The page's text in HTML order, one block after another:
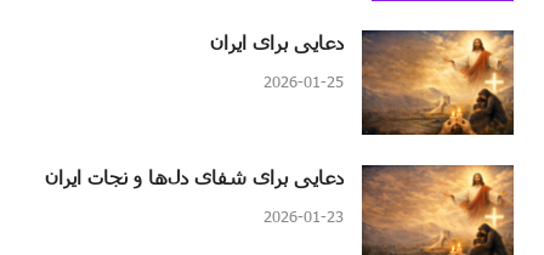
دعایی برای ایران
2026-01-25
دعایی برای شفای دل‌ها و نجات ایران
2026-01-23